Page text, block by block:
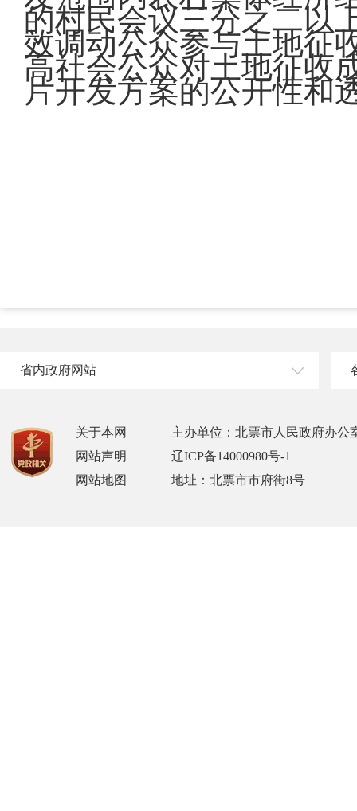
的村民会议三分之二以
效调动公众参与土地征
高社会公众对土地征收
片开发方案的公开性和
省内政府网站
关于本网
网站声明
网站地图
主办单位：北票市人民政府办公
辽ICP备14000980号-1
地址：北票市市府街8号